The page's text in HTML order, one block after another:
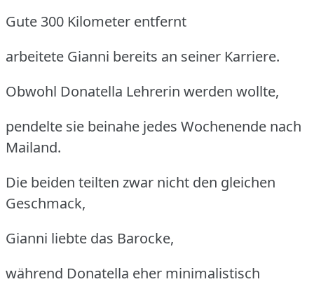
Gute 300 Kilometer entfernt
arbeitete Gianni bereits an seiner Karriere.
Obwohl Donatella Lehrerin werden wollte,
pendelte sie beinahe jedes Wochenende nach
Mailand.
Die beiden teilten zwar nicht den gleichen
Geschmack,
Gianni liebte das Barocke,
während Donatella eher minimalistisch